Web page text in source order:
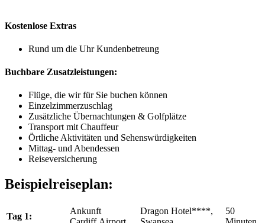
Kostenlose Extras
Rund um die Uhr Kundenbetreung
Buchbare Zusatzleistungen:
Flüge, die wir für Sie buchen können
Einzelzimmerzuschlag
Zusätzliche Übernachtungen & Golfplätze
Transport mit Chauffeur
Örtliche Aktivitäten und Sehenswürdigkeiten
Mittag- und Abendessen
Reiseversicherung
Beispielreiseplan:
Tag 1:
Ankunft
Dragon Hotel****,
50